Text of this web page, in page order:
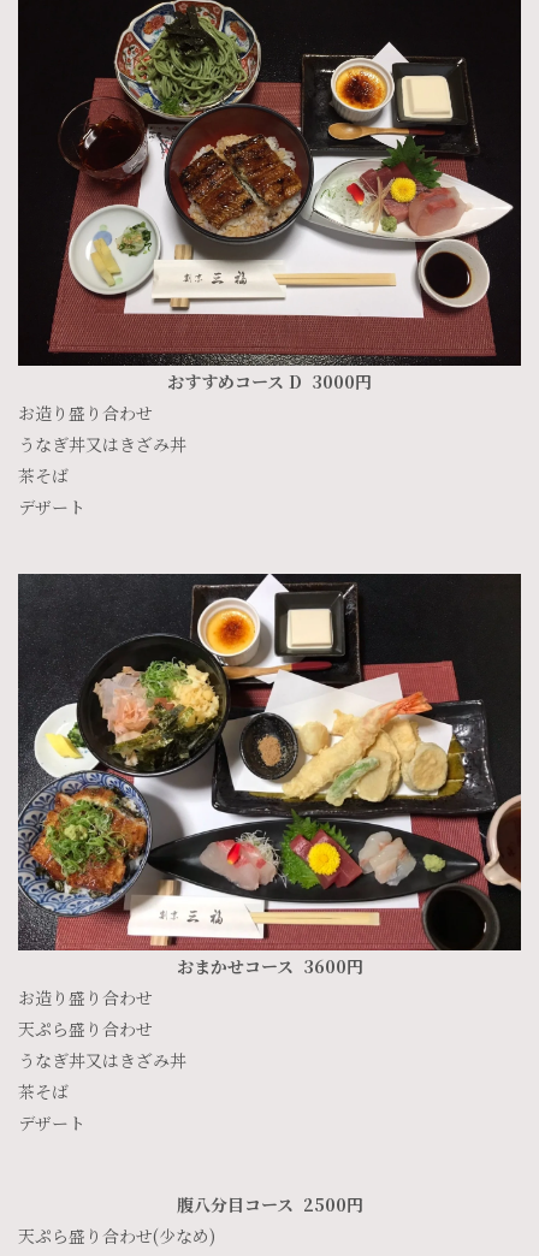
おすすめコース D 3000円
お造り盛り合わせ
うなぎ丼又はきざみ丼
茶そば
デザート
おまかせコース 3600円
お造り盛り合わせ
天ぷら盛り合わせ
うなぎ丼又はきざみ丼
茶そば
デザート
腹八分目コース 2500円
天ぷら盛り合わせ(少なめ)